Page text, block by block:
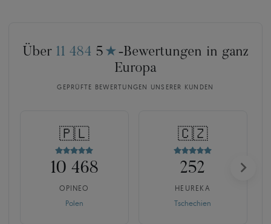
Über 11 484 5 ★ -Bewertungen in ganz
Europa
GEPRÜFTE BEWERTUNGEN UNSERER KUNDEN
🇵🇱
10 468
OPINEO
Polen
🇨🇿
252
HEUREKA
Tschechien